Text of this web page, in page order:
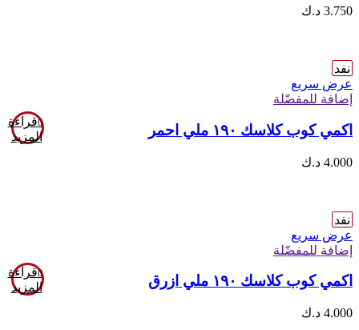
3.750 د.ك
نفد
عرض سريع
إضافة للمفضّلة
قراءة
المزيد
اكمي كوب كلاسك ١٩٠ ملي احمر
4.000 د.ك
نفد
عرض سريع
إضافة للمفضّلة
قراءة
المزيد
اكمي كوب كلاسك ١٩٠ ملي ازرق
4.000 د.ك